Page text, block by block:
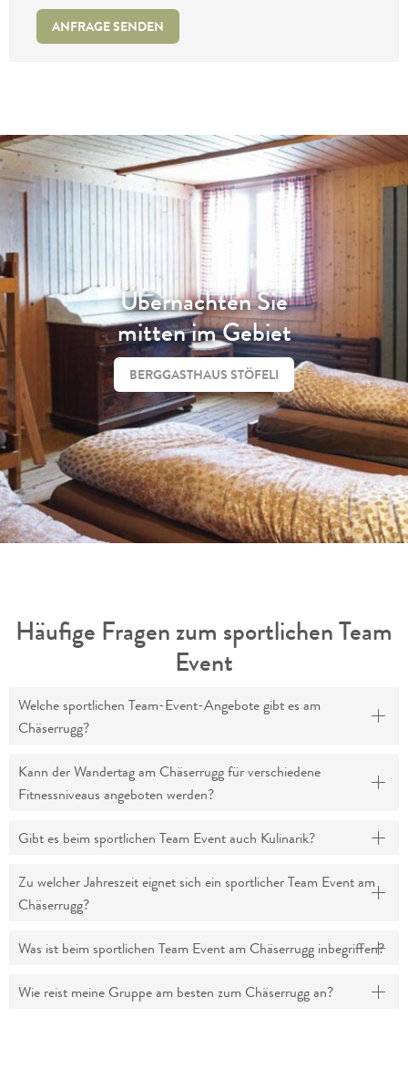
ANFRAGE SENDEN
Übernachten Sie
mitten im Gebiet
BERGGASTHAUS STÖFELI
Häufige Fragen zum sportlichen Team
Event
Welche sportlichen Team-Event-Angebote gibt es am
Chäserrugg?
Kann der Wandertag am Chäserrugg für verschiedene
Fitnessniveaus angeboten werden?
Gibt es beim sportlichen Team Event auch Kulinarik?
Zu welcher Jahreszeit eignet sich ein sportlicher Team Event am
Chäserrugg?
Was ist beim sportlichen Team Event am Chäserrugg inbegriffen?
Wie reist meine Gruppe am besten zum Chäserrugg an?